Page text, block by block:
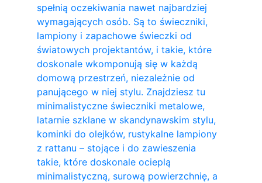
spełnią oczekiwania nawet najbardziej
wymagających osób. Są to świeczniki,
lampiony i zapachowe świeczki od
światowych projektantów, i takie, które
doskonale wkomponują się w każdą
domową przestrzeń, niezależnie od
panującego w niej stylu. Znajdziesz tu
minimalistyczne świeczniki metalowe,
latarnie szklane w skandynawskim stylu,
kominki do olejków, rustykalne lampiony
z rattanu – stojące i do zawieszenia
takie, które doskonale ocieplą
minimalistyczną, surową powierzchnię, a